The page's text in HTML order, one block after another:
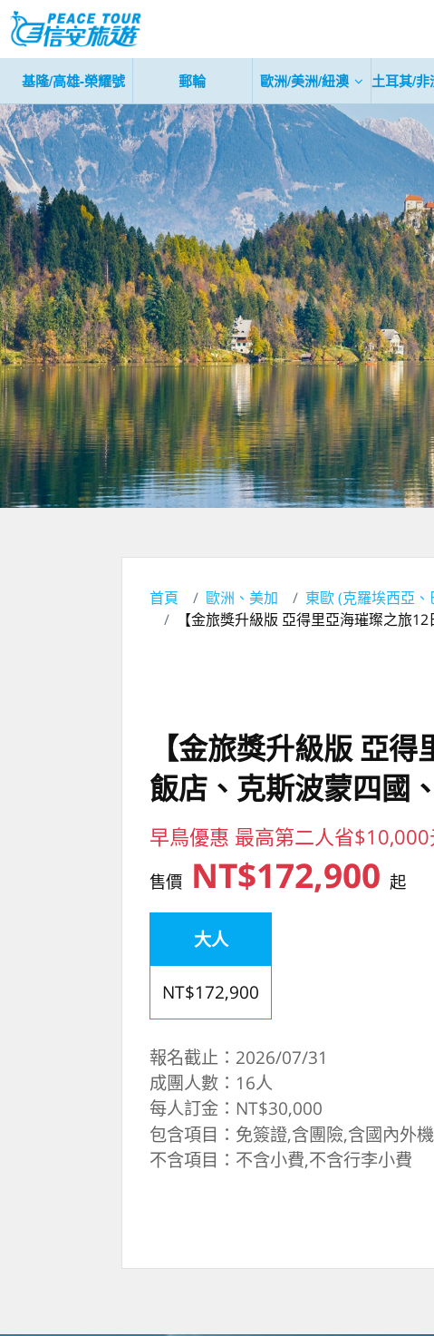
基隆/高雄-榮耀號 郵輪 歐洲/美洲/紐澳 土耳其/非
首頁 歐洲、美加
東歐 (克羅埃西亞
【金旅獎升級版 亞得里亞海璀璨之旅
【金旅獎升級版 亞
飯店、克斯波蒙四國
早鳥優惠 最高第二人省$10,000
售價 NT$172,900起
大人
NT$172,900
報名截止：2026/07/31
成團人數：16人
每人訂金：NT$30,000
包含項目：免簽證,含團險,含國內外
不含項目：不含小費,不含行李小費